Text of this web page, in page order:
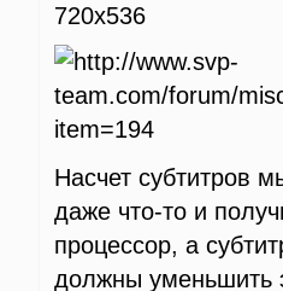
720x536
Насчет субтитров
даже что-то и
процессор, а
должны уменьшить